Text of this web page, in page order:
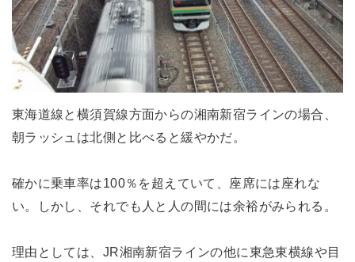
東海道線と横須賀線方面からの湘南新宿ラインの場合、
朝ラッシュは北側と比べると緩やかだ。
確かに乗車率は100％を超えていて、座席には座れな
い。しかし、それでも人と人の間には余裕がみられる。
理由としては、JR湘南新宿ラインの他に東急東横線や目